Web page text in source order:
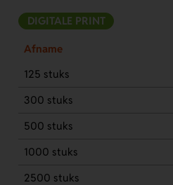
DIGITALE PRINT
Afname
125 stuks
300 stuks
500 stuks
1000 stuks
2500 stuks